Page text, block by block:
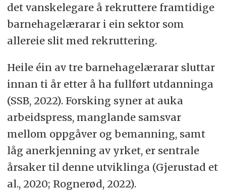
det vanskelegare å rekruttere framtidige
barnehagelærarar i ein sektor som
allereie slit med rekruttering.
Heile éin av tre barnehagelærarar sluttar
innan ti år etter å ha fullført utdanninga
(SSB, 2022). Forsking syner at auka
arbeidspress, manglande samsvar
mellom oppgåver og bemanning, samt
låg anerkjenning av yrket, er sentrale
årsaker til denne utviklinga (Gjerustad et
al., 2020; Rognerød, 2022).